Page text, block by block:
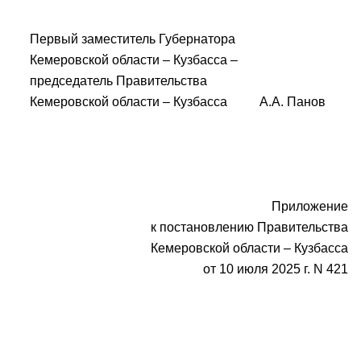
Первый заместитель Губернатора
Кемеровской области – Кузбасса –
председатель Правительства
Кемеровской области – Кузбасса А.А. Панов
Приложение
к постановлению Правительства
Кемеровской области – Кузбасса
от 10 июля 2025 г. N 421